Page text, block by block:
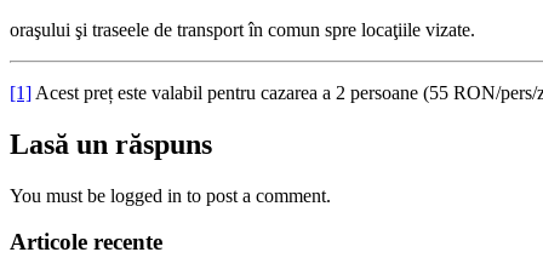
oraşului şi traseele de transport în comun spre locaţiile vizate.
[1] Acest preț este valabil pentru cazarea a 2 persoane (55 RON/pers/
Lasă un răspuns
You must be logged in to post a comment.
Articole recente